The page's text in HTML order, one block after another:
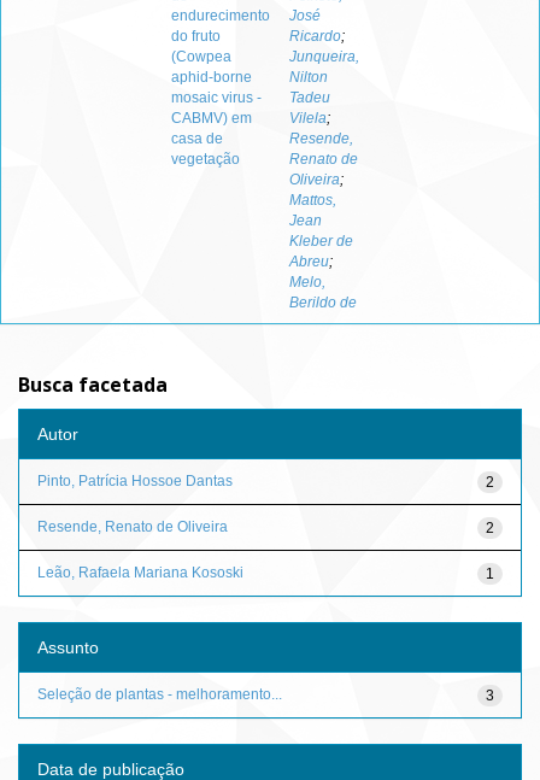
endurecimento
do fruto
(Cowpea
aphid-borne
mosaic virus -
CABMV) em
casa de
vegetação
José
Ricardo;
Junqueira,
Nilton
Tadeu
Vilela;
Resende,
Renato de
Oliveira;
Mattos,
Jean
Kleber de
Abreu;
Melo,
Berildo de
Busca facetada
Autor
2
Pinto, Patrícia Hossoe Dantas
2
Resende, Renato de Oliveira
1
Leão, Rafaela Mariana Kososki
Assunto
3
Seleção de plantas - melhoramento...
Data de publicação